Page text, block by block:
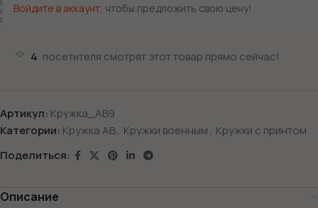
Войдите в аккаунт , чтобы предложить свою цену!
4 посетителя смотрят этот товар прямо сейчас!
Артикул: Кружка_АВ9
Категории: Кружка АВ, Кружки военным, Кружки с принтом
Поделиться:
Описание